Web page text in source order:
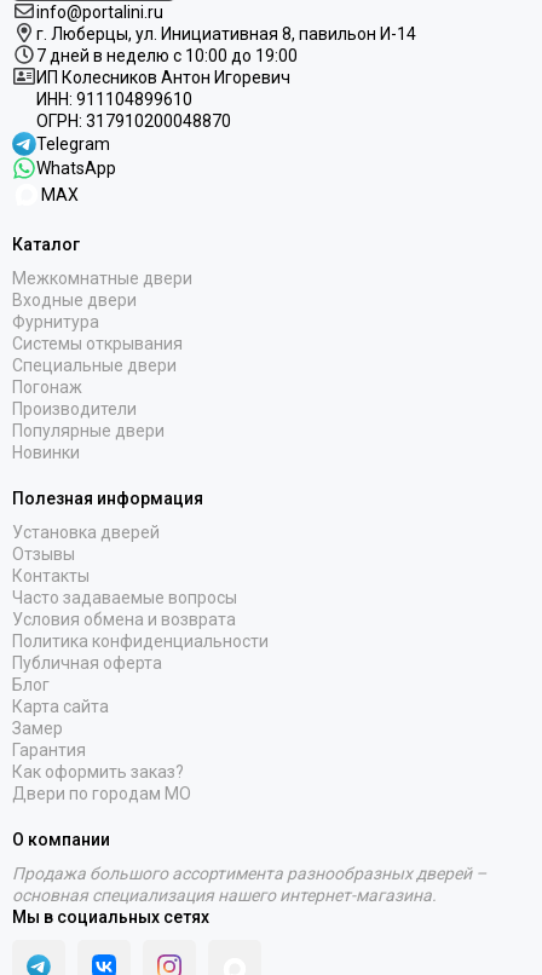
info@portalini.ru
г. Люберцы, ул. Инициативная 8, павильон И-14
7 дней в неделю с 10:00 до 19:00
ИП Колесников Антон Игоревич
ИНН: 911104899610
ОГРН: 317910200048870
Telegram
WhatsApp
MAX
Каталог
Межкомнатные двери
Входные двери
Фурнитура
Системы открывания
Специальные двери
Погонаж
Производители
Популярные двери
Новинки
Полезная информация
Установка дверей
Отзывы
Контакты
Часто задаваемые вопросы
Условия обмена и возврата
Политика конфиденциальности
Публичная оферта
Блог
Карта сайта
Замер
Гарантия
Как оформить заказ?
Двери по городам МО
О компании
Продажа большого ассортимента разнообразных дверей –
основная специализация нашего интернет-магазина.
Мы в социальных сетях